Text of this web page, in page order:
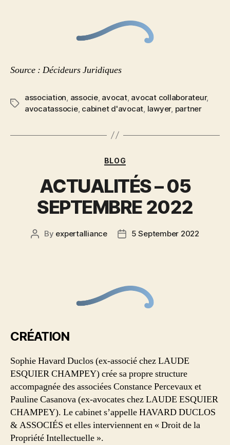
Source : Décideurs Juridiques
association, associe, avocat, avocat collaborateur,
avocatassocie, cabinet d'avocat, lawyer, partner
BLOG
ACTUALITÉS – 05
SEPTEMBRE 2022
By expertalliance 5 September 2022
CRÉATION
Sophie Havard Duclos (ex-associé chez LAUDE
ESQUIER CHAMPEY) crée sa propre structure
accompagnée des associées Constance Percevaux et
Pauline Casanova (ex-avocates chez LAUDE ESQUIER
CHAMPEY). Le cabinet s’appelle HAVARD DUCLOS
& ASSOCIÉS et elles interviennent en « Droit de la
Propriété Intellectuelle ».